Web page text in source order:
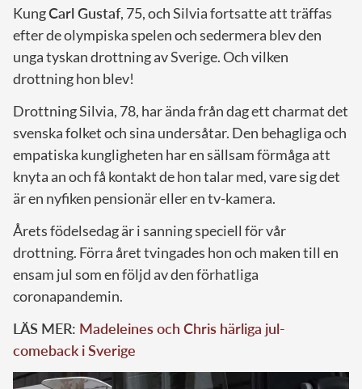
KungCarl Gustaf, 75, och Silvia fortsatte att träffas
efter de olympiska spelen och sedermera blev den
unga tyskan drottning av Sverige. Och vilken
drottning hon blev!
Drottning Silvia, 78, har ända från dag ett charmat det
svenska folket och sina undersåtar. Den behagliga och
empatiska kungligheten har en sällsam förmåga att
knyta an och få kontakt de hon talar med, vare sig det
är en nyfiken pensionär eller en tv-kamera.
Årets födelsedag är i sanning speciell för vår
drottning. Förra året tvingades hon och maken till en
ensam jul som en följd av den förhatliga
coronapandemin.
LÄS MER: Madeleines och Chris härliga jul-
comeback i Sverige